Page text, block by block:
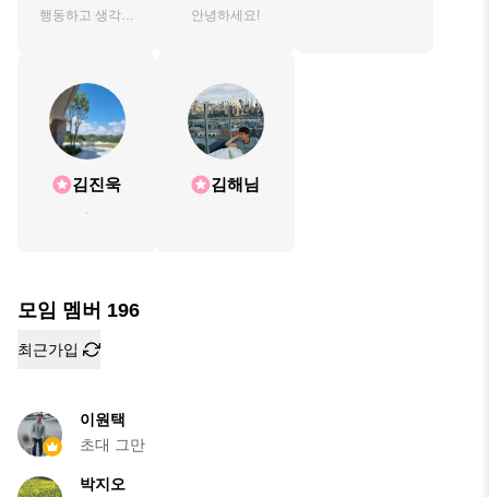
행동하고 생각하
안녕하세요!
김진욱
ㆍ
김해님
모임 멤버 196
최근가입
이원택
초대 그만
박지오